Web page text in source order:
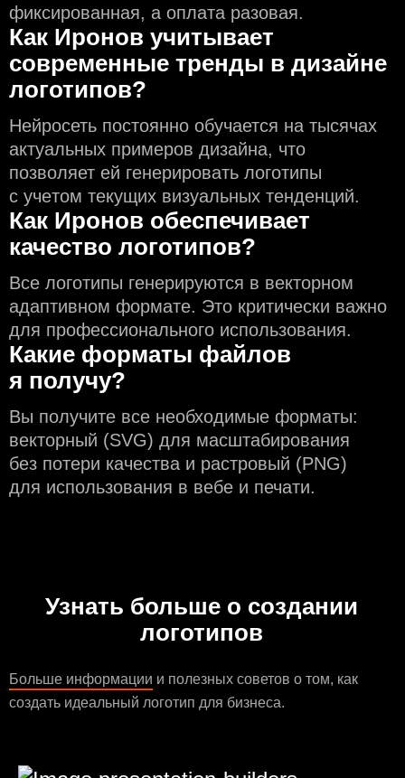
фиксированная, а оплата разовая.
Как Иронов учитывает
современные тренды в дизайне
логотипов?
Нейросеть постоянно обучается на тысячах
актуальных примеров дизайна, что
позволяет ей генерировать логотипы
с учeтом текущих визуальных тенденций.
Как Иронов обеспечивает
качество логотипов?
Все логотипы генерируются в векторном
адаптивном формате. Это критически важно
для профессионального использования.
Какие форматы файлов
я получу?
Вы получите все необходимые форматы:
векторный (SVG) для масштабирования
без потери качества и растровый (PNG)
для использования в вебе и печати.
Узнать больше о создании
логотипов
Больше информации и полезных советов о том, как
создать идеальный логотип для бизнеса.